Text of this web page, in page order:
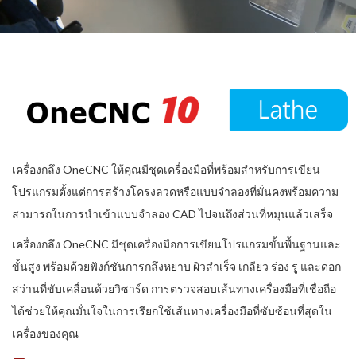
เครื่องกลึง OneCNC ให้คุณมีชุดเครื่องมือที่พร้อมสำหรับการเขียน
โปรแกรมตั้งแต่การสร้างโครงลวดหรือแบบจำลองที่มั่นคงพร้อมความ
สามารถในการนำเข้าแบบจำลอง CAD ไปจนถึงส่วนที่หมุนแล้วเสร็จ
เครื่องกลึง OneCNC มีชุดเครื่องมือการเขียนโปรแกรมขั้นพื้นฐานและ
ขั้นสูง พร้อมด้วยฟังก์ชันการกลึงหยาบ ผิวสำเร็จ เกลียว ร่อง รู และดอก
สว่านที่ขับเคลื่อนด้วยวิซาร์ด การตรวจสอบเส้นทางเครื่องมือที่เชื่อถือ
ได้ช่วยให้คุณมั่นใจในการเรียกใช้เส้นทางเครื่องมือที่ซับซ้อนที่สุดใน
เครื่องของคุณ